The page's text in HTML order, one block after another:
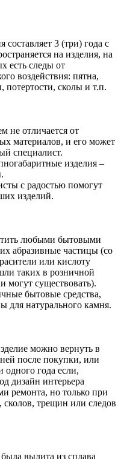
составляет 3 (три) года с
на изделия, на
есть следы от
воздействия: пятна,
сколы и т.п.
не отличается от
материалов, и его может
специалист.
изделия –
с радостью помогут
изделий.
любыми бытовыми
абразивные частицы (со
или кислоту
таких в розничной
могут существовать).
бытовые средства,
для натурального камня.
можно вернуть в
после покупки, или
одного года если,
дизайн интерьера
ремонта, но только при
сколов, трещин или следов
вылита из сплава